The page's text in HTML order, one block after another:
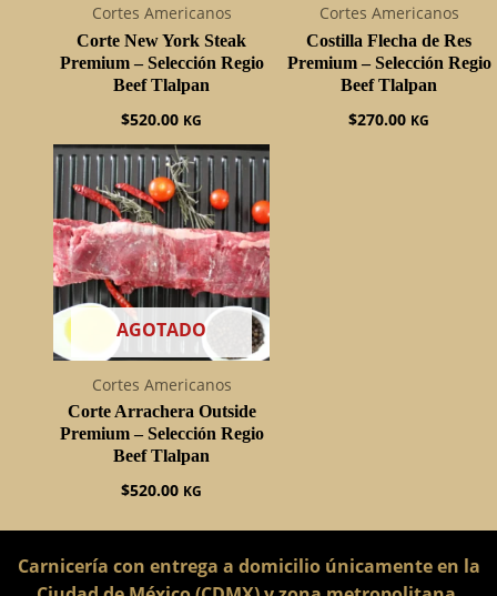
Cortes Americanos
Corte New York Steak
Premium – Selección Regio
Beef Tlalpan
$520.00 KG
Cortes Americanos
Costilla Flecha de Res
Premium – Selección Regio
Beef Tlalpan
$270.00 KG
AGOTADO
Cortes Americanos
Corte Arrachera Outside
Premium – Selección Regio
Beef Tlalpan
$520.00 KG
Carnicería con entrega a domicilio únicamente en la